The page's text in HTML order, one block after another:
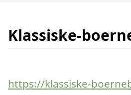
Klassiske-
https://klassiske-